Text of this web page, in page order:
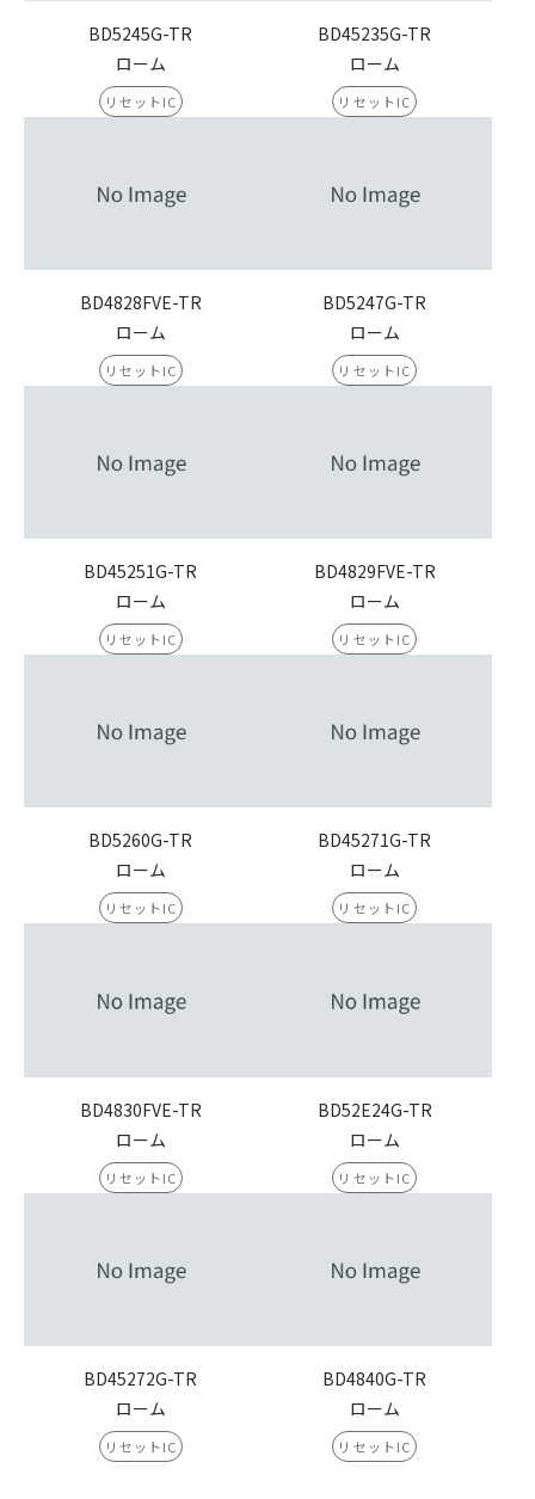
BD5245G-TR
ローム
リセットIC
BD45235G-TR
ローム
リセットIC
BD4828FVE-TR
ローム
リセットIC
BD5247G-TR
ローム
リセットIC
BD45251G-TR
ローム
リセットIC
BD4829FVE-TR
ローム
リセットIC
BD5260G-TR
ローム
リセットIC
BD45271G-TR
ローム
リセットIC
BD4830FVE-TR
ローム
リセットIC
BD52E24G-TR
ローム
リセットIC
BD45272G-TR
ローム
リセットIC
BD4840G-TR
ローム
リセットIC